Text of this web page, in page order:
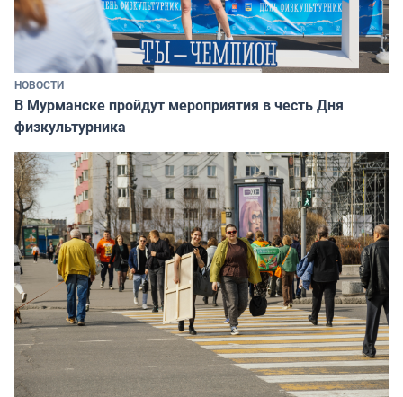
НОВОСТИ
В Мурманске пройдут мероприятия в честь Дня
физкультурника